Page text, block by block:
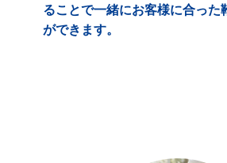
ることで一緒にお客様に合った
ができます。